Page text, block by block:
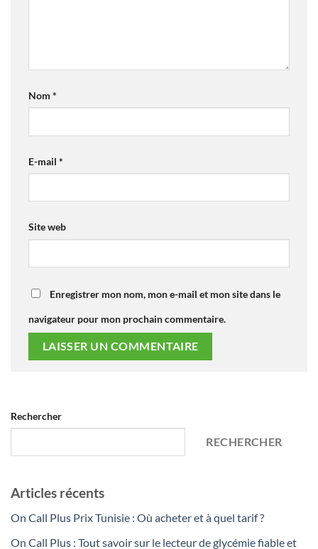
Nom *
E-mail *
Site web
Enregistrer mon nom, mon e-mail et mon site dans le
navigateur pour mon prochain commentaire.
Rechercher
RECHERCHER
Articles récents
On Call Plus Prix Tunisie : Où acheter et à quel tarif ?
On Call Plus : Tout savoir sur le lecteur de glycémie fiable et